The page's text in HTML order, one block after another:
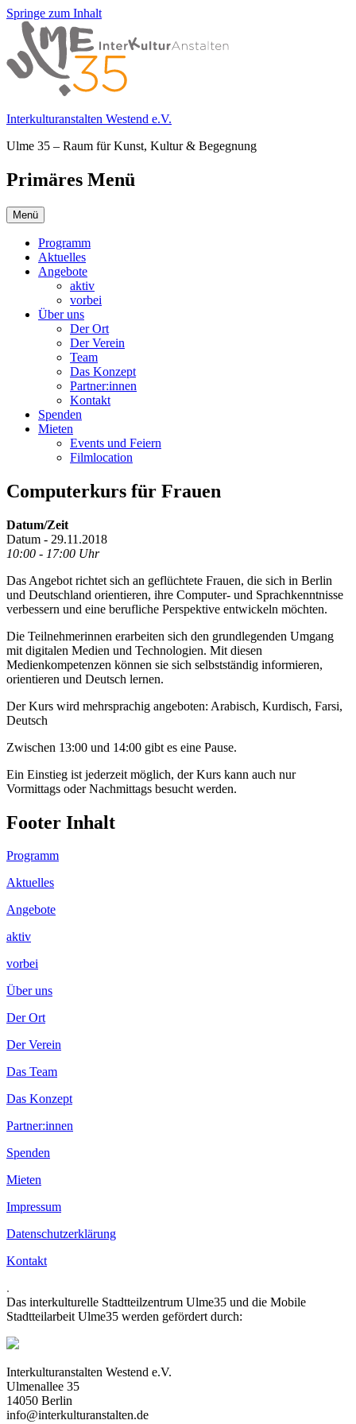
Springe zum Inhalt
Interkulturanstalten Westend e.V.
Ulme 35 – Raum für Kunst, Kultur & Begegnung
Primäres Menü
Menü
Programm
Aktuelles
Angebote
aktiv
vorbei
Über uns
Der Ort
Der Verein
Team
Das Konzept
Partner:innen
Kontakt
Spenden
Mieten
Events und Feiern
Filmlocation
Computerkurs für Frauen
Datum/Zeit
Datum - 29.11.2018
10:00 - 17:00 Uhr
Das Angebot richtet sich an geflüchtete Frauen, die sich in Berlin
und Deutschland orientieren, ihre Computer- und Sprachkenntnisse
verbessern und eine berufliche Perspektive entwickeln möchten.
Die Teilnehmerinnen erarbeiten sich den grundlegenden Umgang
mit digitalen Medien und Technologien. Mit diesen
Medienkompetenzen können sie sich selbstständig informieren,
orientieren und Deutsch lernen.
Der Kurs wird mehrsprachig angeboten: Arabisch, Kurdisch, Farsi,
Deutsch
Zwischen 13:00 und 14:00 gibt es eine Pause.
Ein Einstieg ist jederzeit möglich, der Kurs kann auch nur
Vormittags oder Nachmittags besucht werden.
Footer Inhalt
Programm
Aktuelles
Angebote
aktiv
vorbei
Über uns
Der Ort
Der Verein
Das Team
Das Konzept
Partner:innen
Spenden
Mieten
Impressum
Datenschutzerklärung
Kontakt
.
Das interkulturelle Stadtteilzentrum Ulme35 und die Mobile
Stadtteilarbeit Ulme35 werden gefördert durch:
Interkulturanstalten Westend e.V.
Ulmenallee 35
14050 Berlin
info@interkulturanstalten.de